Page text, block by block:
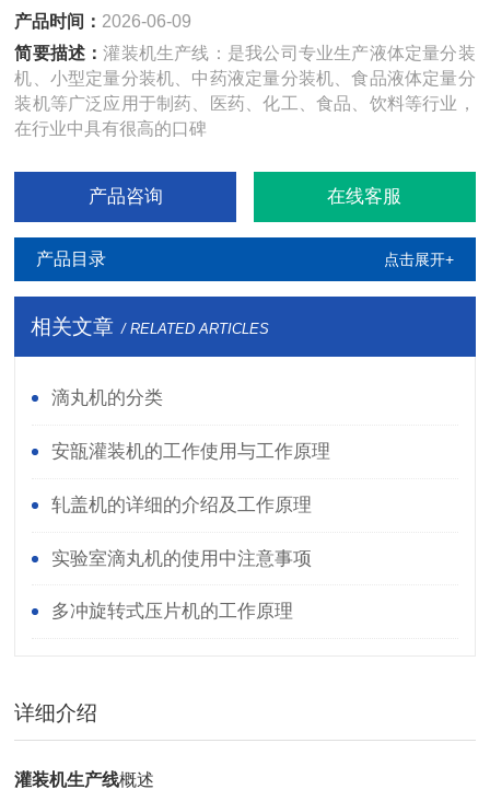
产品时间： 2026-06-09
简要描述：灌装机生产线：是我公司专业生产液体定量分装
机、小型定量分装机、中药液定量分装机、食品液体定量分
装机等广泛应用于制药、医药、化工、食品、饮料等行业，
在行业中具有很高的口碑
产品咨询 在线客服
产品目录 点击展开+
相关文章 / RELATED ARTICLES
滴丸机的分类
安瓿灌装机的工作使用与工作原理
轧盖机的详细的介绍及工作原理
实验室滴丸机的使用中注意事项
多冲旋转式压片机的工作原理
详细介绍
灌装机生产线概述